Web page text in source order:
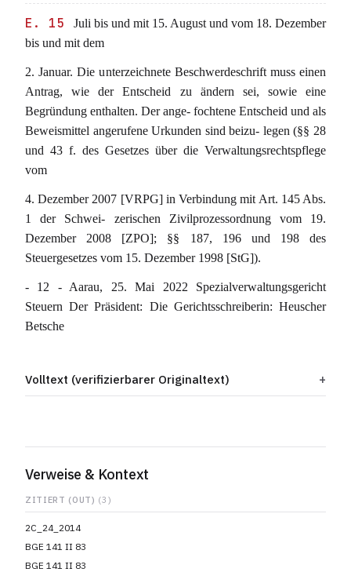
E. 15
Juli bis und mit 15. August und vom 18. Dezember
bis und mit dem
2. Januar. Die unterzeichnete Beschwerdeschrift muss einen
Antrag, wie der Entscheid zu ändern sei, sowie eine
Begründung enthalten. Der ange- fochtene Entscheid und als
Beweismittel angerufene Urkunden sind beizu- legen (§§ 28
und 43 f. des Gesetzes über die Verwaltungsrechtspflege
vom
4. Dezember 2007 [VRPG] in Verbindung mit Art. 145 Abs.
1 der Schwei- zerischen Zivilprozessordnung vom 19.
Dezember 2008 [ZPO]; §§ 187, 196 und 198 des
Steuergesetzes vom 15. Dezember 1998 [StG]).
- 12 - Aarau, 25. Mai 2022 Spezialverwaltungsgericht
Steuern Der Präsident: Die Gerichtsschreiberin: Heuscher
Betsche
Volltext (verifizierbarer Originaltext)
Verweise & Kontext
ZITIERT (OUT) (3)
2C_24_2014
BGE 141 II 83
BGE 141 II 83